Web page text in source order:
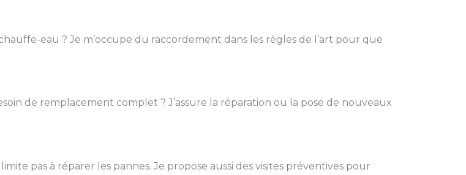
eau ? Je m’occupe du raccordement dans les règles de l’art pour que
de remplacement complet ? J’assure la réparation ou la pose de nouveaux
limite pas à réparer les pannes. Je propose aussi des visites préventives pour